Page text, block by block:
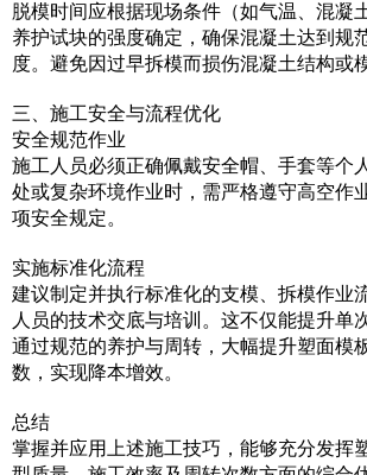
脱模时间应根据现场条件（如气温、混凝
养护试块的强度确定，确保混凝土达到规
度。避免因过早拆模而损伤混凝土结构或
三、施工安全与流程优化
安全规范作业
施工人员必须正确佩戴安全帽、手套等个
处或复杂环境作业时，需严格遵守高空作
项安全规定。
实施标准化流程
建议制定并执行标准化的支模、拆模作业
人员的技术交底与培训。这不仅能提升单
通过规范的养护与周转，大幅提升塑面模
数，实现降本增效。
总结
掌握并应用上述施工技巧，能够充分发挥